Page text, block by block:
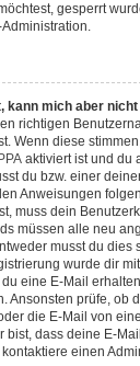
gesperrt
kann mich aber
richtigen
Wenn diese
aktiviert ist und du
du bzw. einer
Anweisungen
muss dein
müssen alle neu
musst du dies
wurde dir
eine E-Mail
Ansonsten prüfe, ob
die E-Mail von
bist, dass deine E-
einen